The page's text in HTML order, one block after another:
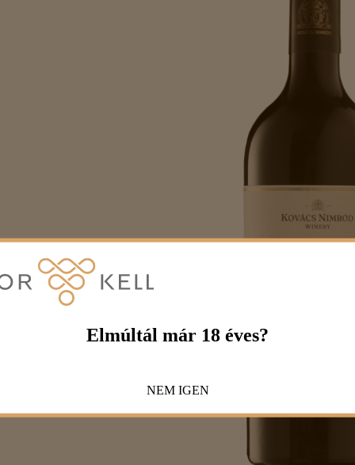
Elmúltál már 18 éves?
NEM IGEN